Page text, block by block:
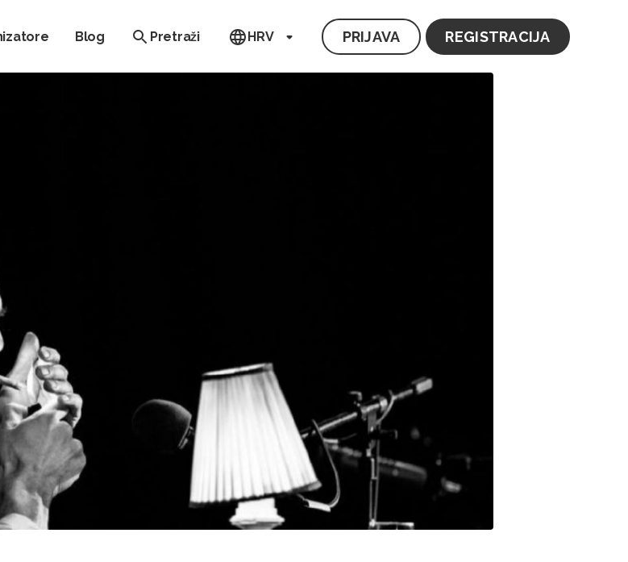
Blog Pretraži HRV PRIJAVA REGISTRACIJA